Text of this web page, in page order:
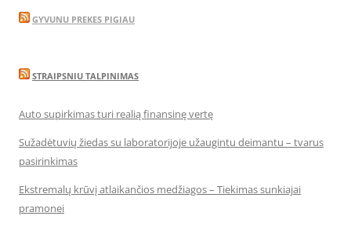
GYVUNU PREKES PIGIAU
STRAIPSNIU TALPINIMAS
Auto supirkimas turi realią finansinę vertę
Sužadėtuvių žiedas su laboratorijoje užaugintu deimantu – tvarus
pasirinkimas
Ekstremalų krūvį atlaikančios medžiagos – Tiekimas sunkiajai
pramonei